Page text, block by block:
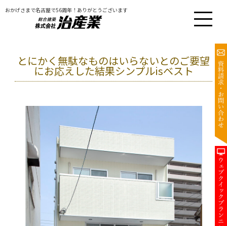
おかげさまで名古屋で56周年！ありがとうございます
とにかく無駄なものはいらないとのご要望
にお応えした結果シンプルisベスト